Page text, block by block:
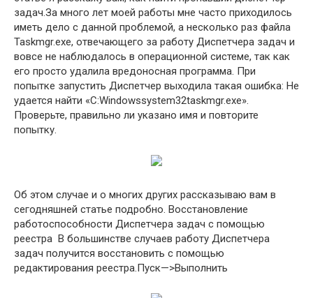
задач.За много лет моей работы мне часто приходилось
иметь дело с данной проблемой, а несколько раз файла
Taskmgr.exe, отвечающего за работу Диспетчера задач и
вовсе не наблюдалось в операционной системе, так как
его просто удалила вредоносная программа. При
попытке запустить Диспетчер выходила такая ошибка: Не
удается найти «C:Windowssystem32taskmgr.exe».
Проверьте, правильно ли указано имя и повторите
попытку.
Об этом случае и о многих других рассказываю вам в
сегодняшней статье подробно. Восстановление
работоспособности Диспетчера задач с помощью
реестра В большинстве случаев работу Диспетчера
задач получится восстановить с помощью
редактирования реестра.Пуск—>Выполнить